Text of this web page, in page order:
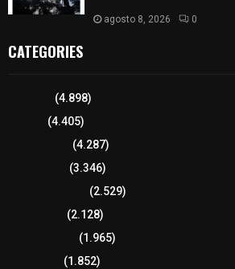
agosto 8, 2026 0
CATEGORIES
(4.898)
(4.405)
(4.287)
(3.346)
(2.529)
(2.128)
(1.965)
(1.852)